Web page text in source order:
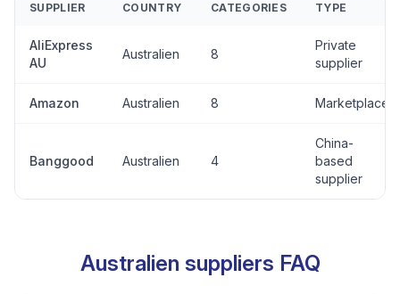
SUPPLIER COUNTRY CATEGORIES TYPE
AliExpress
AU
Australien 8
Private
supplier
Amazon Australien 8 Marketplace
Banggood Australien 4
China-
based
supplier
Australien suppliers FAQ